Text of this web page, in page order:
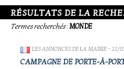
RÉSULTATS DE LA
Termes recherchés:MONDE
LES ANNONCES DE LA MAIRIE- 22/
CAMPAGNE DE PORTE-À-